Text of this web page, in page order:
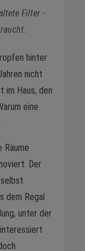
Filter -
hinter
nicht
im Haus, den
eine
Räume
Der
dem Regal
unter der